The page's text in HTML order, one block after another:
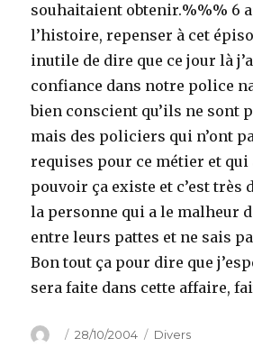
souhaitaient obtenir.%%% 6
l’histoire, repenser à cet
inutile de dire que ce jour là
confiance dans notre police
bien conscient qu’ils ne sont
mais des policiers qui n’ont
requises pour ce métier et qui
pouvoir ça existe et c’est très
la personne qui a le malheur
entre leurs pattes et ne sais
Bon tout ça pour dire que
sera faite dans cette affaire,
Author
Posted
28/10/2004 Categories
Divers